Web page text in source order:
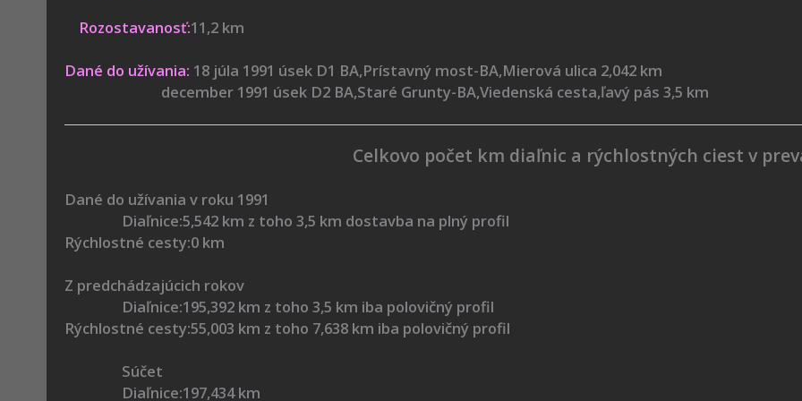
Rozostavanosť:11,2 km
Dané do užívania: 18 júla 1991 úsek D1 BA,Prístavný most-BA,Mierová ulica 2,042 km
december 1991 úsek D2 BA,Staré Grunty-BA,Viedenská cesta,ľavý pás 3,5 km
Celkovo počet km diaľnic a rýchlostných ciest v
Dané do užívania v roku 1991
Diaľnice:5,542 km z toho 3,5 km dostavba na plný profil
Rýchlostné cesty:0 km
Z predchádzajúcich rokov
Diaľnice:195,392 km z toho 3,5 km iba polovičný profil
Rýchlostné cesty:55,003 km z toho 7,638 km iba polovičný profil
Súčet
Diaľnice:197,434 km